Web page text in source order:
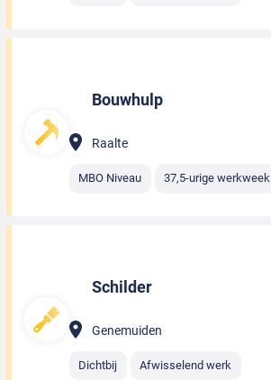
Bouwhulp
Raalte
MBO Niveau 37,5-urige werkweek
Schilder
Genemuiden
Dichtbij Afwisselend werk